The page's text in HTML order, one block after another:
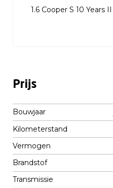
1.6 Cooper S 10 Years II
Prijs
Bouwjaar
Kilometerstand
Vermogen
Brandstof
Transmissie